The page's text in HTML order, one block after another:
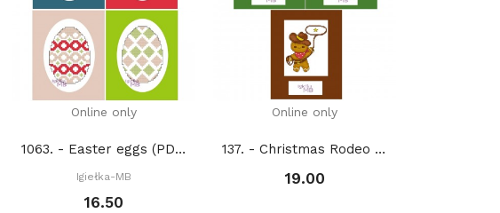
Online only
1063. - Easter eggs (PDF)
Igiełka-MB
16.50
Online only
137. - Christmas Rodeo (PDF)
19.00